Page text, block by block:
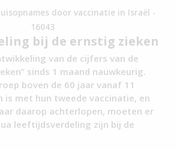
bij de ernstig zieken
van de cijfers van de
sinds 1 maand nauwkeurig.
boven de 60 jaar vanaf 11
is met hun tweede vaccinatie, en
daarop achterlopen, moeten er
leeftijdsverdeling zijn bij de